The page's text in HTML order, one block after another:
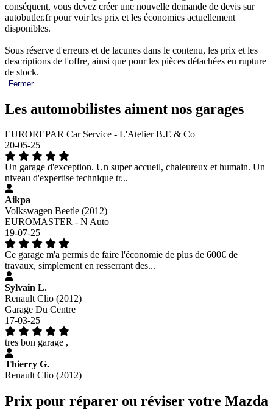
conséquent, vous devez créer une nouvelle demande de devis sur
autobutler.fr pour voir les prix et les économies actuellement
disponibles.
Sous réserve d'erreurs et de lacunes dans le contenu, les prix et les
descriptions de l'offre, ainsi que pour les pièces détachées en rupture
de stock.
Fermer
Les automobilistes aiment nos garages
EUROREPAR Car Service - L'Atelier B.E & Co
20-05-25
Un garage d'exception. Un super accueil, chaleureux et humain. Un
niveau d'expertise technique tr...
Aikpa
Volkswagen Beetle (2012)
EUROMASTER - N Auto
19-07-25
Ce garage m'a permis de faire l'économie de plus de 600€ de
travaux, simplement en resserrant des...
Sylvain L.
Renault Clio (2012)
Garage Du Centre
17-03-25
tres bon garage ,
Thierry G.
Renault Clio (2012)
Prix pour réparer ou réviser votre Mazda